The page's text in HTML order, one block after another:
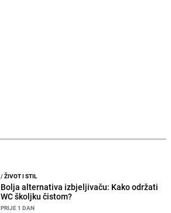
/ŽIVOT I STIL
Bolja alternativa izbjeljivaču: Kako održati
WC školjku čistom?
PRIJE 1 DAN